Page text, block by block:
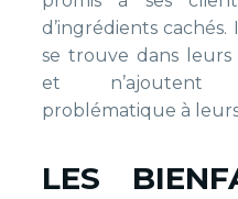
d’ingrédients
se trouve dans
et n’ajoutent
problématique à
LES